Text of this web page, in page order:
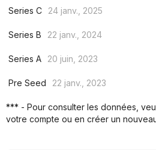
Series C
24 janv., 2025
Series B
22 janv., 2024
Series A
20 juin, 2023
Pre Seed
22 janv., 2023
*** - Pour consulter les données,
votre compte ou en créer un